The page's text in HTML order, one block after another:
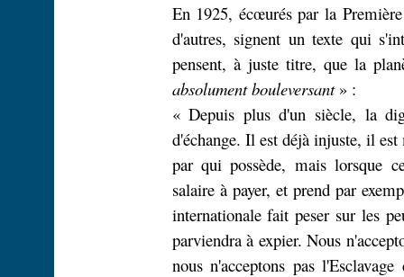
En 1925, écœurés par la
d'autres, signent un texte qui
pensent, à juste titre, que la
absolument bouleversant» :
« Depuis plus d'un siècle, la
d'échange. Il est déjà injuste, il est
par qui possède, mais lorsque
salaire à payer, et prend par
internationale fait peser sur les
parviendra à expier. Nous
nous n'acceptons pas